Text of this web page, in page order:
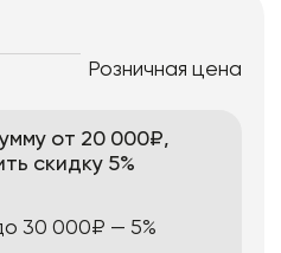
Розничная цена
от 20 000₽,
скидку 5%
30 000₽ — 5%